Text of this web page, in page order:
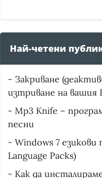
Най-четени
- Закриване
изтриване на вашия
- Mp3 Knife –
песни
- Windows 7 езикови
Language Packs)
- Как да